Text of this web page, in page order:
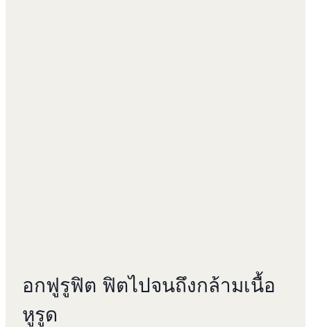
อกฟูรูฟิต ฟิตไปจนถึงกล้ามเนื้อ
หูรูด